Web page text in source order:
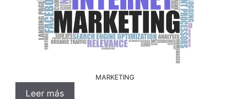
MARKETING
Leer más